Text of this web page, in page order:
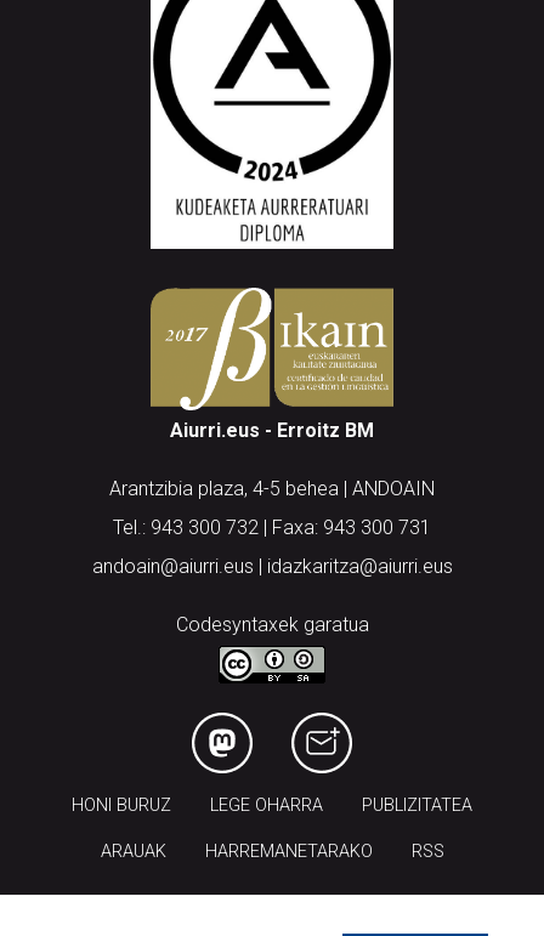
Aiurri.eus - Erroitz BM
Arantzibia plaza, 4-5 behea | ANDOAIN
Tel.: 943 300 732 | Faxa: 943 300 731
andoain@aiurri.eus | idazkaritza@aiurri.eus
Codesyntaxek garatua
HONI BURUZ LEGE OHARRA PUBLIZITATEA
ARAUAK HARREMANETARAKO RSS